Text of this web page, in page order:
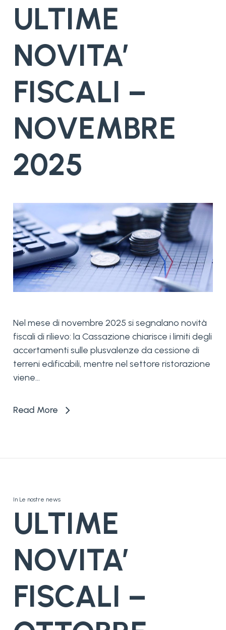
ULTIME
NOVITA’
FISCALI –
NOVEMBRE
2025
Nel mese di novembre 2025 si segnalano novità
fiscali di rilievo: la Cassazione chiarisce i limiti degli
accertamenti sulle plusvalenze da cessione di
terreni edificabili, mentre nel settore ristorazione
viene...
Read More
In Le nostre news
ULTIME
NOVITA’
FISCALI –